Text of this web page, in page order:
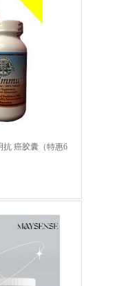
抗 癌胶囊（特惠6